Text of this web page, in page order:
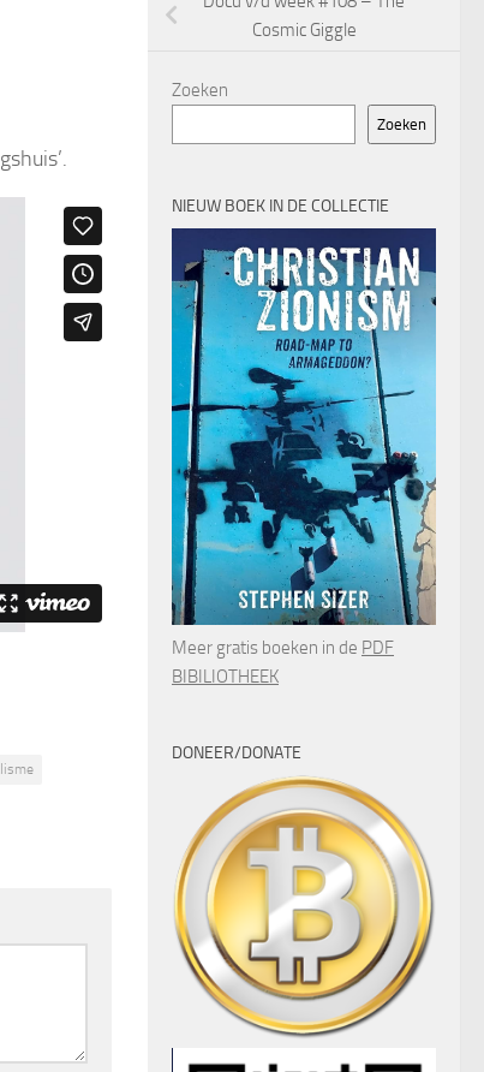
Cosmic Giggle
Zoeken
Zoeken
NIEUW BOEK IN DE COLLECTIE
Meer gratis boeken in de PDF
BIBILIOTHEEK
DONEER/DONATE